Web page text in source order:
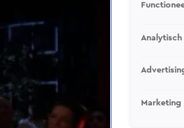
Analytisch
Marketing